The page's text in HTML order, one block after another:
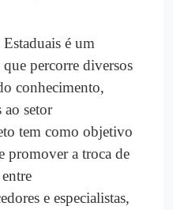
é um
percorre diversos
conhecimento,
ao setor
tem como objetivo
promover a troca de
e especialistas,